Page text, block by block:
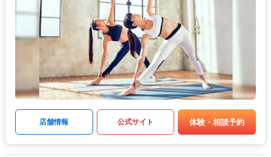
店舗情報 公式サイト 体験・相談予約